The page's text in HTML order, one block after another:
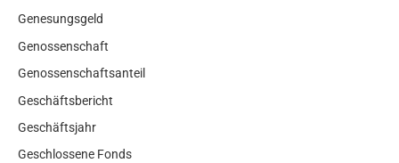
Genesungsgeld
Genossenschaft
Genossenschaftsanteil
Geschäftsbericht
Geschäftsjahr
Geschlossene Fonds